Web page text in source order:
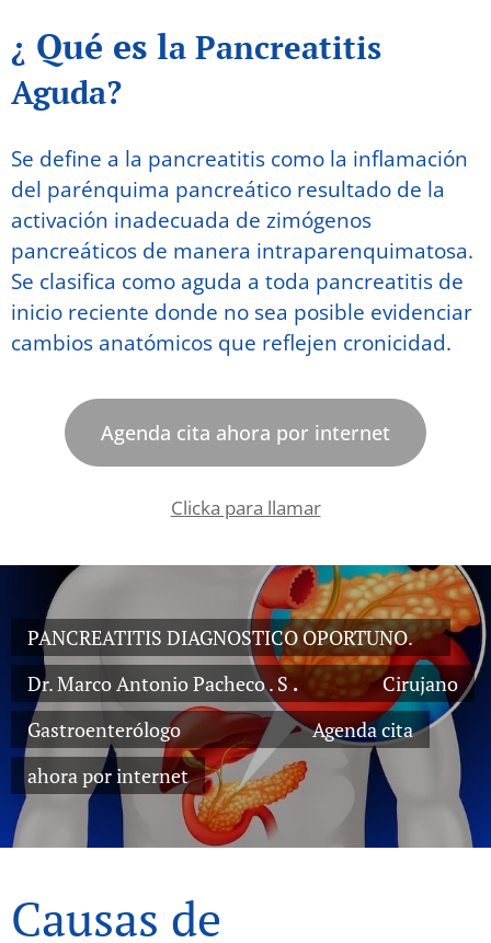
¿ Qué es la Pancreatitis
Aguda?
Se define a la pancreatitis como la inflamación
del parénquima pancreático resultado de la
activación inadecuada de zimógenos
pancreáticos de manera intraparenquimatosa.
Se clasifica como aguda a toda pancreatitis de
inicio reciente donde no sea posible evidenciar
cambios anatómicos que reflejen cronicidad.
Agenda cita ahora por internet
Clicka para llamar
PANCREATITIS DIAGNOSTICO OPORTUNO.
Dr. Marco Antonio Pacheco . S .
Cirujano
Gastroenterólogo Agenda cita
ahora por internet
Causas de